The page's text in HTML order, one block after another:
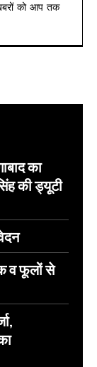
खबरों को आप तक
का
की ड्यूटी
व फूलों से